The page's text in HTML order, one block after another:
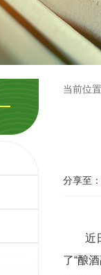
当前位置
分享至：
近
了“酿